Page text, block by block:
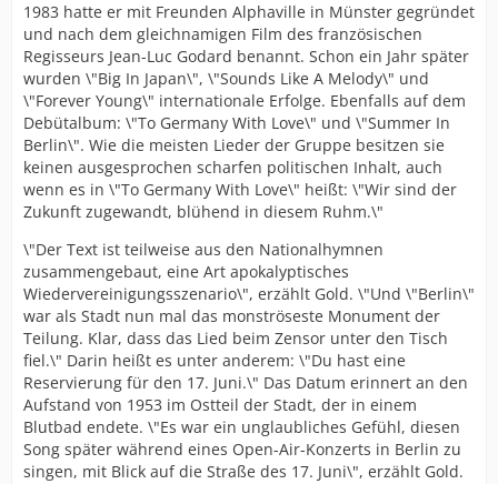
1983 hatte er mit Freunden Alphaville in Münster gegründet
und nach dem gleichnamigen Film des französischen
Regisseurs Jean-Luc Godard benannt. Schon ein Jahr später
wurden \"Big In Japan\", \"Sounds Like A Melody\" und
\"Forever Young\" internationale Erfolge. Ebenfalls auf dem
Debütalbum: \"To Germany With Love\" und \"Summer In
Berlin\". Wie die meisten Lieder der Gruppe besitzen sie
keinen ausgesprochen scharfen politischen Inhalt, auch
wenn es in \"To Germany With Love\" heißt: \"Wir sind der
Zukunft zugewandt, blühend in diesem Ruhm.\"
\"Der Text ist teilweise aus den Nationalhymnen
zusammengebaut, eine Art apokalyptisches
Wiedervereinigungsszenario\", erzählt Gold. \"Und \"Berlin\"
war als Stadt nun mal das monströseste Monument der
Teilung. Klar, dass das Lied beim Zensor unter den Tisch
fiel.\" Darin heißt es unter anderem: \"Du hast eine
Reservierung für den 17. Juni.\" Das Datum erinnert an den
Aufstand von 1953 im Ostteil der Stadt, der in einem
Blutbad endete. \"Es war ein unglaubliches Gefühl, diesen
Song später während eines Open-Air-Konzerts in Berlin zu
singen, mit Blick auf die Straße des 17. Juni\", erzählt Gold.